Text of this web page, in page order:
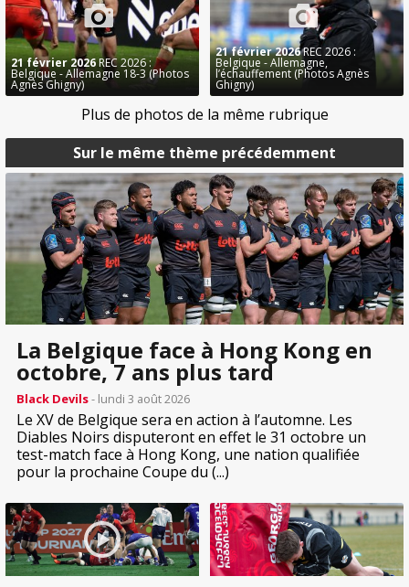
Sur le même thème précédemment
La Belgique face à Hong Kong en
octobre, 7 ans plus tard
Black Devils- lundi 3 août 2026
Le XV de Belgique sera en action à l’automne. Les
Diables Noirs disputeront en effet le 31 octobre un
test-match face à Hong Kong, une nation qualifiée
pour la prochaine Coupe du (...)
21 février 2026REC 2026 :
Belgique - Allemagne 18-3 (Photos
Agnès Ghigny)
21 février 2026REC 2026 :
Belgique - Allemagne,
l’échauffement (Photos Agnès
Ghigny)
Plus de photos de la même rubrique